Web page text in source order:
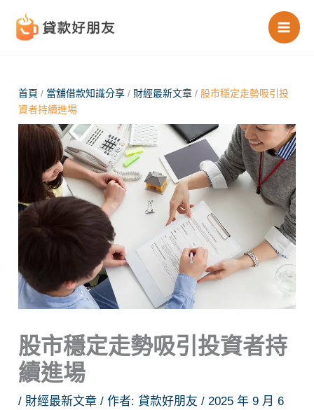
首頁 / 當舖借款知識分享 / 財經最新文章 / 股市穩定走勢吸引投
資者持續進場
股市穩定走勢吸引投資者持
續進場
/ 財經最新文章 / 作者:貸款好朋友/ 2025 年 9 月 6